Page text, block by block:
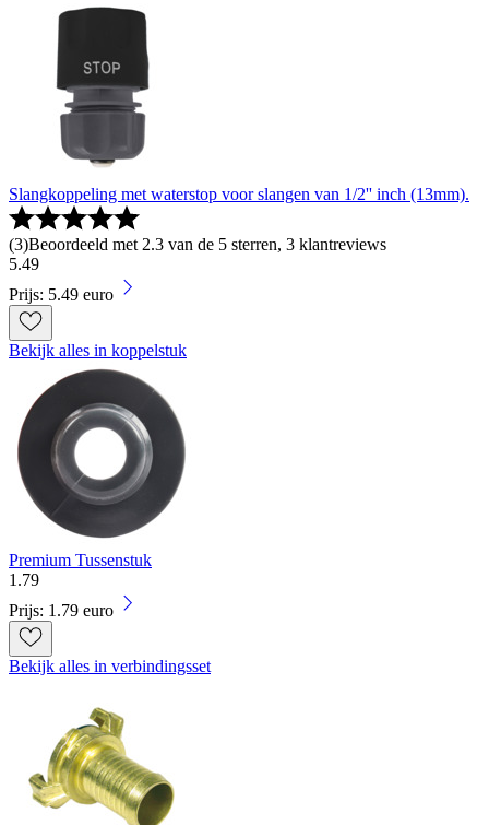
Slangkoppeling met waterstop voor slangen van 1/2'' inch (13mm).
(3)Beoordeeld met 2.3 van de 5 sterren, 3 klantreviews
5.49
Prijs: 5.49 euro
Bekijk alles in koppelstuk
Premium Tussenstuk
1 .79
Prijs: 1.79 euro
Bekijk alles in verbindingsset